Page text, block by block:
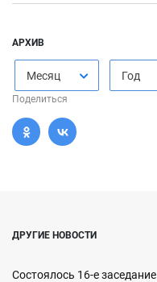
АРХИВ
Месяц Год
Поделиться
ДРУГИЕ НОВОСТИ
Состоялось 16-е заседание